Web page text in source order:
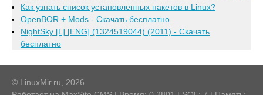
Как узнать список установленных пакетов в Linux?
OpenBOR + Mods - Скачать бесплатно
NightSky [L] [ENG] (1324519044) (2011) - Скачать
бесплатно
© LinuxMir.ru, 2026